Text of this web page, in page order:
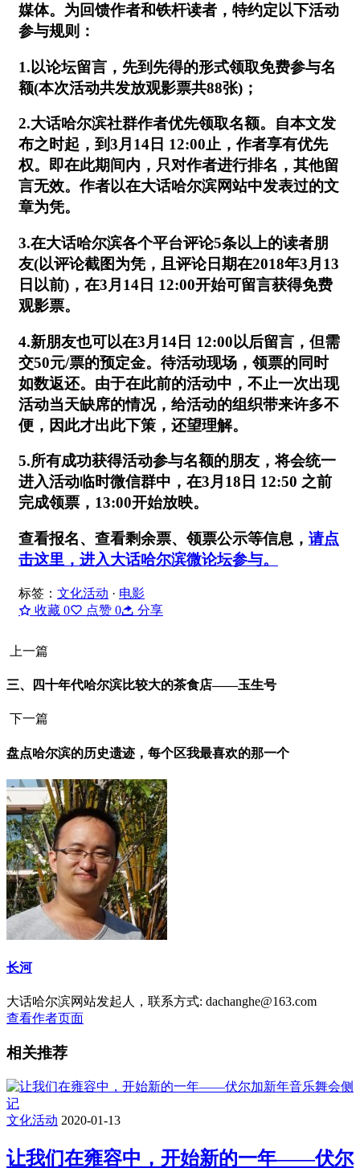
媒体。为回馈作者和铁杆读者，特约定以下活动
参与规则：
1.以论坛留言，先到先得的形式领取免费参与名
额(本次活动共发放观影票共88张)；
2.大话哈尔滨社群作者优先领取名额。自本文发
布之时起，到3月14日 12:00止，作者享有优先
权。即在此期间内，只对作者进行排名，其他留
言无效。作者以在大话哈尔滨网站中发表过的文
章为凭。
3.在大话哈尔滨各个平台评论5条以上的读者朋
友(以评论截图为凭，且评论日期在2018年3月13
日以前)，在3月14日 12:00开始可留言获得免费
观影票。
4.新朋友也可以在3月14日 12:00以后留言，但需
交50元/票的预定金。待活动现场，领票的同时
如数返还。由于在此前的活动中，不止一次出现
活动当天缺席的情况，给活动的组织带来许多不
便，因此才出此下策，还望理解。
5.所有成功获得活动参与名额的朋友，将会统一
进入活动临时微信群中，在3月18日 12:50 之前
完成领票，13:00开始放映。
查看报名、查看剩余票、领票公示等信息， 请点
击这里，进入大话哈尔滨微论坛参与。
标签： 文化活动 · 电影
收藏 0 点赞 0 分享
上一篇
三、四十年代哈尔滨比较大的茶食店——玉生号
下一篇
盘点哈尔滨的历史遗迹，每个区我最喜欢的那一个
长河
大话哈尔滨网站发起人，联系方式: dachanghe@163.com
查看作者页面
相关推荐
文化活动 2020-01-13
让我们在雍容中，开始新的一年——伏尔